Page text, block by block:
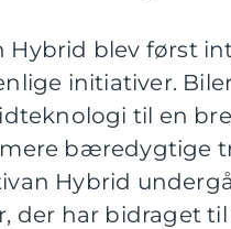
Hybrid blev først
initiativer.
til en
bæredygtige
Hybrid
der har bidraget